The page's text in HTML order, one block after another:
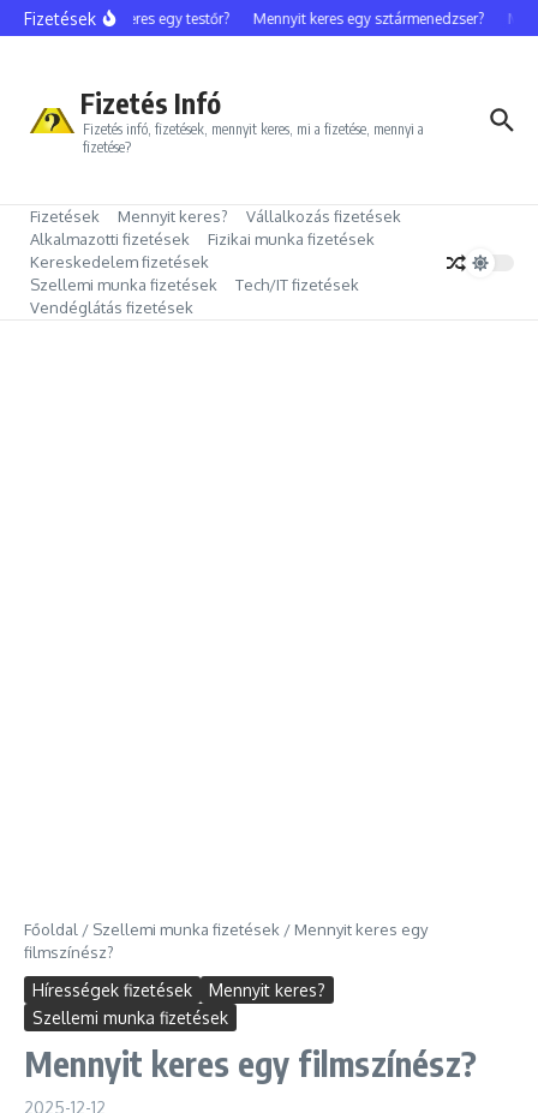
Ugrás a tartalomhoz
Fizetések
Mennyit keres egy testőr? Mennyit keres egy sztármenedzser?
Fizetés Infó
Fizetés infó, fizetések, mennyit keres, mi a fizetése, mennyi a
fizetése?
Fizetések Mennyit keres?
Vállalkozás fizetések
Alkalmazotti fizetések
Fizikai munka fizetések
Kereskedelem fizetések
Szellemi munka fizetések
Tech/IT fizetések
Vendéglátás fizetések
Főoldal / Szellemi munka fizetések / Mennyit keres egy
filmszínész?
Hírességek fizetések
Mennyit keres?
Szellemi munka fizetések
Mennyit keres egy filmszínész?
2025-12-12